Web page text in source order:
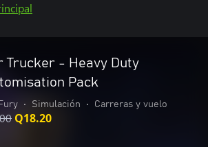
Trucker - Heavy Duty
Pack
• Simulación • Carreras y vuelo
Q18.20